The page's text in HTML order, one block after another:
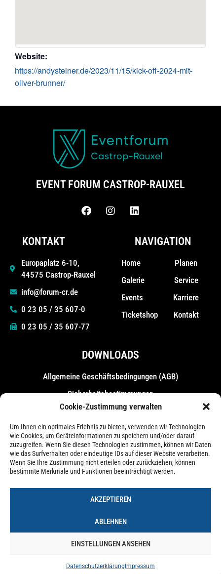
Cookie-Zustimmung verwalten
Um Ihnen ein optimales Erlebnis zu bieten, verwenden wir Technologien
wie Cookies, um Geräteinformationen zu speichern und/oder darauf
zuzugreifen. Wenn Sie diesen Technologien zustimmen, können wir Daten
wie das Surfverhalten oder eindeutige IDs auf dieser Website verarbeiten.
Wenn Sie Ihre Zustimmung nicht erteilen oder zurückziehen, können
bestimmte Merkmale und Funktionen beeinträchtigt werden.
AKZEPTIEREN
ABLEHNEN
EINSTELLUNGEN ANSEHEN
Datenschutzerklärung Impressum
Website:
https://andysteiner.de/2023/11/15/kick-off-2024-mit-
oliver-brunner/
EVENT FORUM CASTROP-RAUXEL
KONTAKT
Europaplatz 6-10,
44575 Castrop-Rauxel
info@forum-cr.de
0 23 05 / 35 607-0
0 23 05 / 35 607-77
NAVIGATION
Home
Galerie
Events
Ticketshop
Planen
Service
Karriere
Kontakt
DOWNLOADS
Allgemeine Geschäfts­bedingungen (AGB)
Sicherheitsbestimmungen
Messebestimmungen
© 2026 – Forum Castrop-Rauxel Betriebs-GmbH